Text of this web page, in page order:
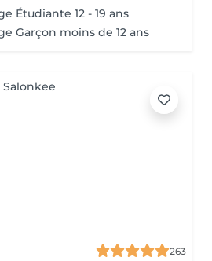
Étudiante 12 - 19 ans
Garçon moins de 12 ans
263